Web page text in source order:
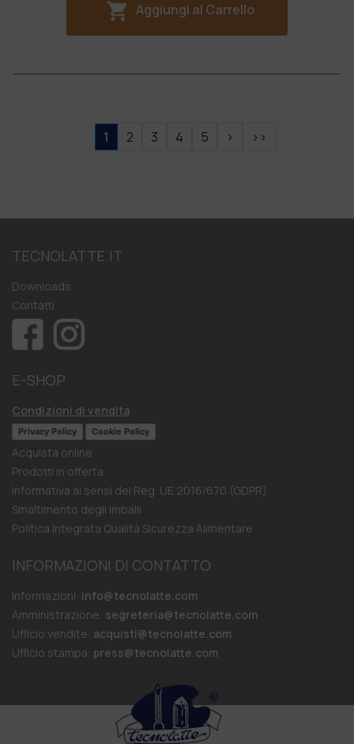
Aggiungi al Carrello
1 2 3 4 5 > >>
TECNOLATTE.IT
Downloads
Contatti
E-SHOP
Condizioni di vendita
Privacy Policy Cookie Policy
Acquista online
Prodotti in offerta
Informativa ai sensi del Reg. UE 2016/670 (GDPR)
Smaltimento degli imballi
Politica integrata Qualità Sicurezza Alimentare
INFORMAZIONI DI CONTATTO
Informazioni: info@tecnolatte.com
Amministrazione: segreteria@tecnolatte.com
Ufficio vendite: acquisti@tecnolatte.com
Ufficio stampa: press@tecnolatte.com